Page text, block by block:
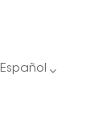
Español